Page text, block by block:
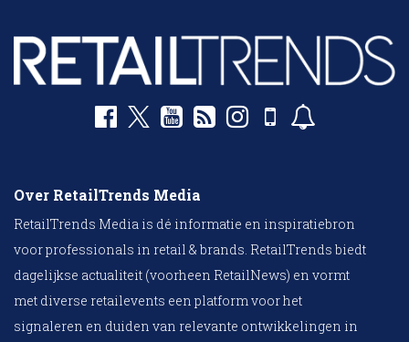
Over RetailTrends Media
RetailTrends Media is dé informatie en inspiratiebron
voor professionals in retail & brands. RetailTrends biedt
dagelijkse actualiteit (voorheen RetailNews) en vormt
met diverse retailevents een platform voor het
signaleren en duiden van relevante ontwikkelingen in